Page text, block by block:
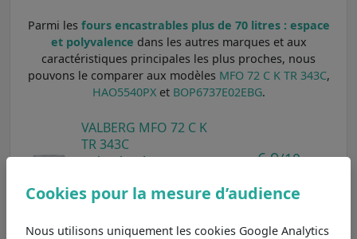
Parmi les fours encastrables plus de 70 litres : espace
et polyvalence dans les autres marques et aux
caractéristiques principales les plus proches, nous
pouvons le comparer aux modèles MFO 72 C K TR 343C,
HAO5540PXet BOP6737E02EBG.
VALBERG MFO 72 C K
TR 343C
Moins cher de 29€, se
sa classe énergétique A++ et
son type de chaleur chaleur
6,9/10
Cookies pour la mesure d’audience
Nous utilisons uniquement les cookies Google Analytics